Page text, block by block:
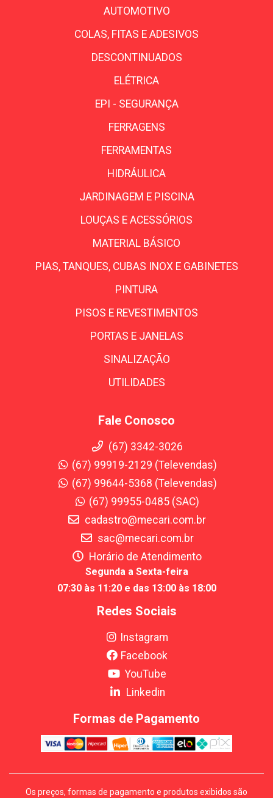
AUTOMOTIVO
COLAS, FITAS E ADESIVOS
DESCONTINUADOS
ELÉTRICA
EPI - SEGURANÇA
FERRAGENS
FERRAMENTAS
HIDRÁULICA
JARDINAGEM E PISCINA
LOUÇAS E ACESSÓRIOS
MATERIAL BÁSICO
PIAS, TANQUES, CUBAS INOX E GABINETES
PINTURA
PISOS E REVESTIMENTOS
PORTAS E JANELAS
SINALIZAÇÃO
UTILIDADES
Fale Conosco
(67) 3342-3026
(67) 99919-2129 (Televendas)
(67) 99644-5368 (Televendas)
(67) 99955-0485 (SAC)
cadastro@mecari.com.br
sac@mecari.com.br
Horário de Atendimento
Segunda a Sexta-feira
07:30 às 11:20 e das 13:00 às 18:00
Redes Sociais
Instagram
Facebook
YouTube
Linkedin
Formas de Pagamento
Os preços, formas de pagamento e produtos exibidos são